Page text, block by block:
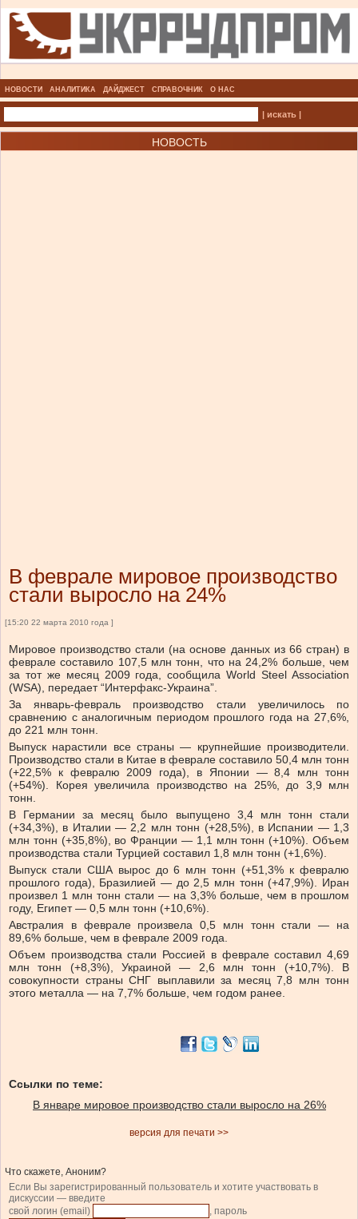
НОВОСТИ АНАЛИТИКА ДАЙДЖЕСТ СПРАВОЧНИК О НАС
| искать |
НОВОСТЬ
В феврале мировое производство
стали выросло на 24%
[15:20 22 марта 2010 года ]
Мировое производство стали (на основе данных из 66 стран) в
феврале составило 107,5 млн тонн, что на 24,2% больше, чем
за тот же месяц 2009 года, сообщила World Steel Association
(WSA), передает “Интерфакс-Украина”.
За январь-февраль производство стали увеличилось по
сравнению с аналогичным периодом прошлого года на 27,6%,
до 221 млн тонн.
Выпуск нарастили все страны — крупнейшие производители.
Производство стали в Китае в феврале составило 50,4 млн тонн
(+22,5% к февралю 2009 года), в Японии — 8,4 млн тонн
(+54%). Корея увеличила производство на 25%, до 3,9 млн
тонн.
В Германии за месяц было выпущено 3,4 млн тонн стали
(+34,3%), в Италии — 2,2 млн тонн (+28,5%), в Испании — 1,3
млн тонн (+35,8%), во Франции — 1,1 млн тонн (+10%). Объем
производства стали Турцией составил 1,8 млн тонн (+1,6%).
Выпуск стали США вырос до 6 млн тонн (+51,3% к февралю
прошлого года), Бразилией — до 2,5 млн тонн (+47,9%). Иран
произвел 1 млн тонн стали — на 3,3% больше, чем в прошлом
году, Египет — 0,5 млн тонн (+10,6%).
Австралия в феврале произвела 0,5 млн тонн стали — на
89,6% больше, чем в феврале 2009 года.
Объем производства стали Россией в феврале составил 4,69
млн тонн (+8,3%), Украиной — 2,6 млн тонн (+10,7%). В
совокупности страны СНГ выплавили за месяц 7,8 млн тонн
этого металла — на 7,7% больше, чем годом ранее.
Ссылки по теме:
В январе мировое производство стали выросло на 26%
версия для печати >>
Что скажете, Аноним?
Если Вы зарегистрированный пользователь и хотите участвовать в
дискуссии — введите
свой логин (email)
, пароль